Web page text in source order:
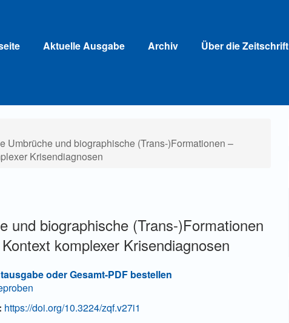
Aktuelle Ausgabe Archiv Über die Zeitschrift
Umbrüche und biographische (Trans-)Formationen –
Krisendiagnosen
und biographische (Trans-)Formationen
komplexer Krisendiagnosen
oder Gesamt-PDF bestellen
https://doi.org/10.3224/zqf.v27i1